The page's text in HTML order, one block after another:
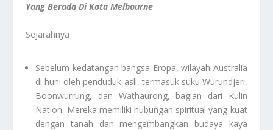
Yang Berada Di Kota Melbourne:
Sejarahnya
Sebelum kedatangan bangsa Eropa, wilayah Australia
di huni oleh penduduk asli, termasuk suku Wurundjeri,
Boonwurrung, dan Wathaurong, bagian dari Kulin
Nation. Mereka memiliki hubungan spiritual yang kuat
dengan tanah dan mengembangkan budaya kaya